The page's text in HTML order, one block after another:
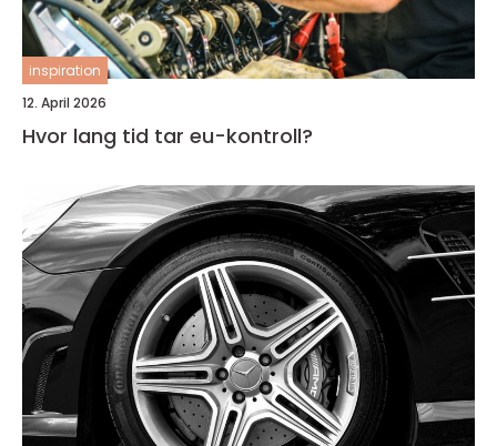
inspiration
12. April 2026
Hvor lang tid tar eu-kontroll?